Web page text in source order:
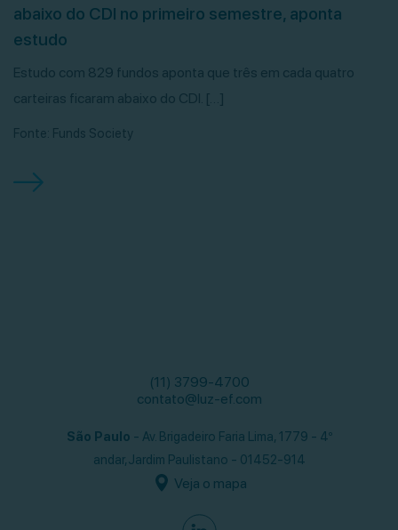
abaixo do CDI no primeiro semestre, aponta
estudo
Estudo com 829 fundos aponta que três em cada quatro
carteiras ficaram abaixo do CDI. […]
Fonte: Funds Society
(11) 3799-4700
contato@luz-ef.com
São Paulo - Av. Brigadeiro Faria Lima, 1779 - 4º
andar,Jardim Paulistano - 01452-914
Veja o mapa